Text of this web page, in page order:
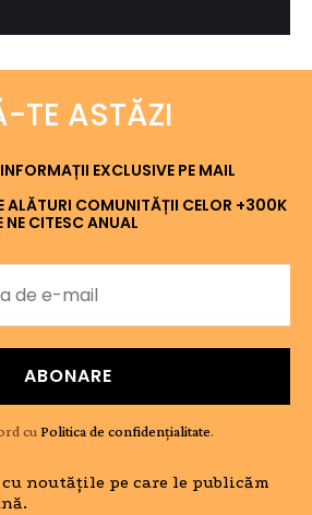
TE ASTĂZI
EXCLUSIVE PE MAIL
ALĂTURI COMUNITĂȚII CELOR +300K
NE CITESC ANUAL
ABONARE
cu Politica de confidențialitate.
noutățile pe care le publicăm